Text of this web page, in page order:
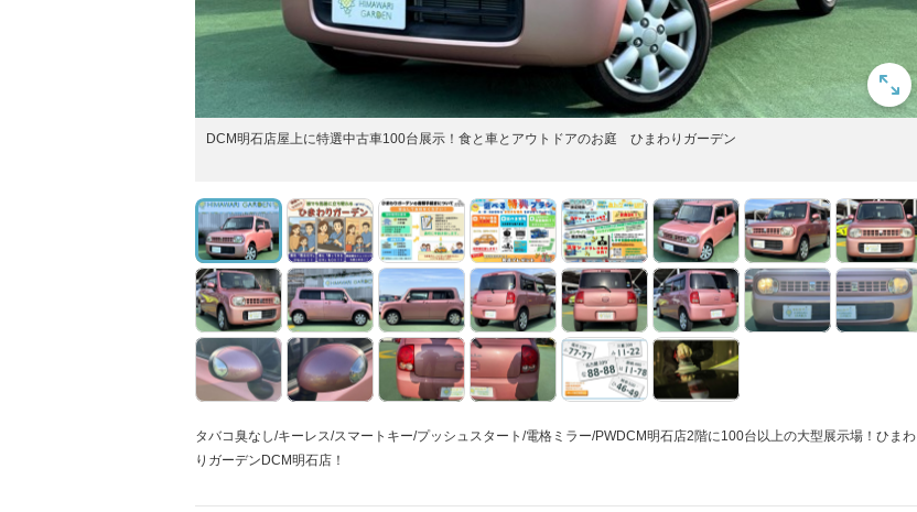
DCM明石店屋上に特選中古車100台展示！食と車とアウトドアのお庭 ひまわりガーデン
タバコ臭なし/キーレス/スマートキー/プッシュスタート/電格ミラー/PWDCM明石店2階に100台以上の大型展示場！ひまわ
りガーデンDCM明石店！